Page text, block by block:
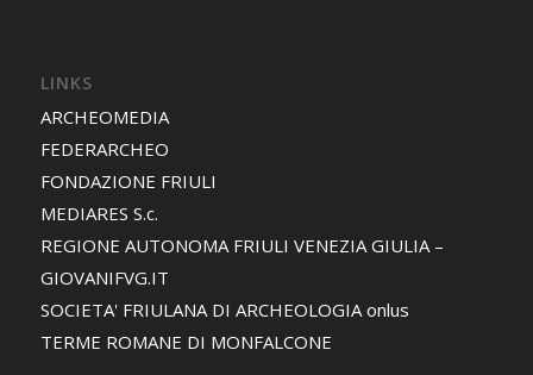
LINKS
ARCHEOMEDIA
FEDERARCHEO
FONDAZIONE FRIULI
MEDIARES S.c.
REGIONE AUTONOMA FRIULI VENEZIA GIULIA –
GIOVANIFVG.IT
SOCIETA' FRIULANA DI ARCHEOLOGIA onlus
TERME ROMANE DI MONFALCONE